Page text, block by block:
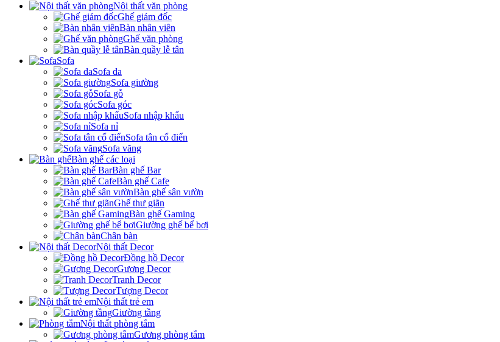
Nội thất văn phòng
Ghế giám đốc
Bàn nhân viên
Ghế văn phòng
Bàn quầy lễ tân
Sofa
Sofa da
Sofa giường
Sofa gỗ
Sofa góc
Sofa nhập khẩu
Sofa nỉ
Sofa tân cổ điển
Sofa văng
Bàn ghế các loại
Bàn ghế Bar
Bàn ghế Cafe
Bàn ghế sân vườn
Ghế thư giãn
Bàn ghế Gaming
Giường ghế bể bơi
Chân bàn
Nội thất Decor
Đồng hồ Decor
Gương Decor
Tranh Decor
Tượng Decor
Nội thất trẻ em
Giường tầng
Nội thất phòng tắm
Gương phòng tắm